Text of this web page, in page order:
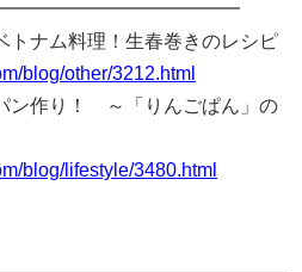
トナム料理！生春巻きのレシピ
blog/other/3212.html
ン作り！ ～「りんごぱん」の
blog/lifestyle/3480.html